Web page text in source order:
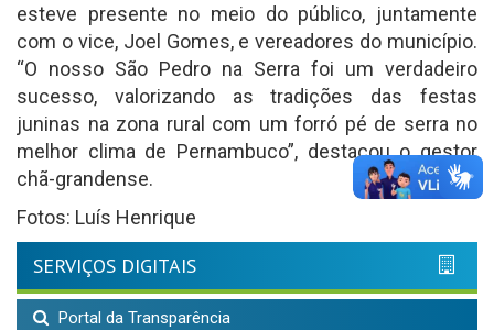
esteve presente no meio do público, juntamente
com o vice, Joel Gomes, e vereadores do município.
“O nosso São Pedro na Serra foi um verdadeiro
sucesso, valorizando as tradições das festas
juninas na zona rural com um forró pé de serra no
melhor clima de Pernambuco”, destacou o gestor
chã-grandense.
Fotos: Luís Henrique
SERVIÇOS DIGITAIS
Portal da Transparência